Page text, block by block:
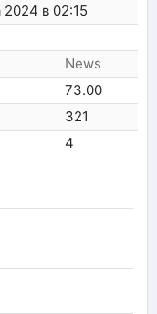
2024 в 02:15
News
73.00
321
4